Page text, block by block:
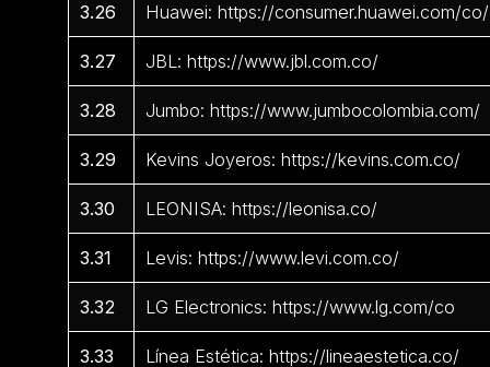
3.26 Huawei: https://consumer.huawei.com/co/
3.27 JBL: https://www.jbl.com.co/
3.28 Jumbo: https://www.jumbocolombia.com/
3.29 Kevins Joyeros: https://kevins.com.co/
3.30 LEONISA: https://leonisa.co/
3.31 Levis: https://www.levi.com.co/
3.32 LG Electronics: https://www.lg.com/co
3.33 Línea Estética: https://lineaestetica.co/